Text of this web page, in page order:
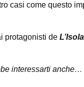
casi come questo
protagonisti de
interessarti anche…